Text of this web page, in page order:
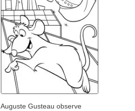
Auguste Gusteau observe